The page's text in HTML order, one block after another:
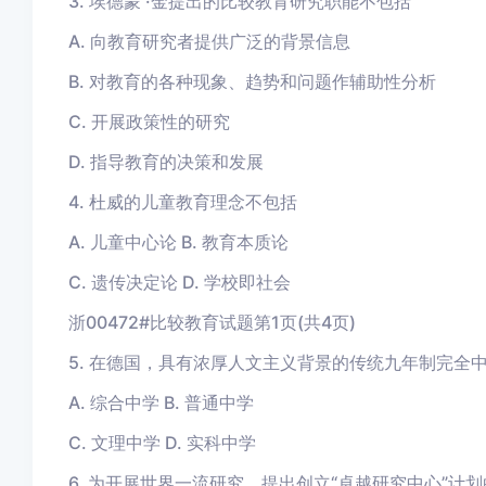
A. 向教育研究者提供广泛的背景信息
B. 对教育的各种现象、趋势和问题作辅助性分析
C. 开展政策性的研究
D. 指导教育的决策和发展
4. 杜威的儿童教育理念不包括
A. 儿童中心论 B. 教育本质论
C. 遗传决定论 D. 学校即社会
浙00472#比较教育试题第1页(共4页)
5. 在德国，具有浓厚人文主义背景的传统九年制完全
A. 综合中学 B. 普通中学
C. 文理中学 D. 实科中学